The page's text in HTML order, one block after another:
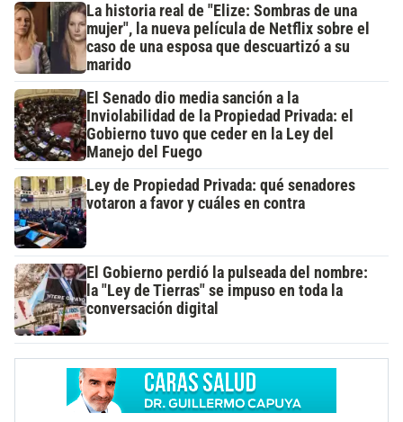
La historia real de "Elize: Sombras de una
mujer", la nueva película de Netflix sobre el
caso de una esposa que descuartizó a su
marido
El Senado dio media sanción a la
Inviolabilidad de la Propiedad Privada: el
Gobierno tuvo que ceder en la Ley del
Manejo del Fuego
Ley de Propiedad Privada: qué senadores
votaron a favor y cuáles en contra
El Gobierno perdió la pulseada del nombre:
la "Ley de Tierras" se impuso en toda la
conversación digital